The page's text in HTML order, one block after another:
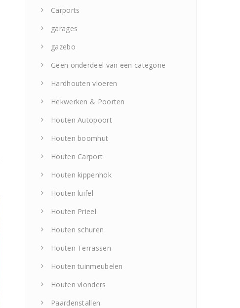
Carports
garages
gazebo
Geen onderdeel van een categorie
Hardhouten vloeren
Hekwerken & Poorten
Houten Autopoort
Houten boomhut
Houten Carport
Houten kippenhok
Houten luifel
Houten Prieel
Houten schuren
Houten Terrassen
Houten tuinmeubelen
Houten vlonders
Paardenstallen